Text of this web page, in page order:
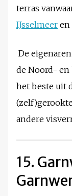
terras
IJsselmeer en
De
de Noord- en
het beste uit
andere
15.